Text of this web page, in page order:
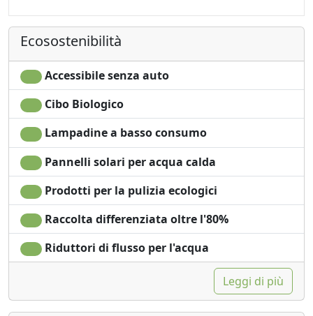
Ecosostenibilità
Accessibile senza auto
Cibo Biologico
Lampadine a basso consumo
Pannelli solari per acqua calda
Prodotti per la pulizia ecologici
Raccolta differenziata oltre l'80%
Riduttori di flusso per l'acqua
Leggi di più